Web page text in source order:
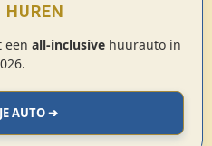
een all-inclusive huurauto in
AUTO ➔